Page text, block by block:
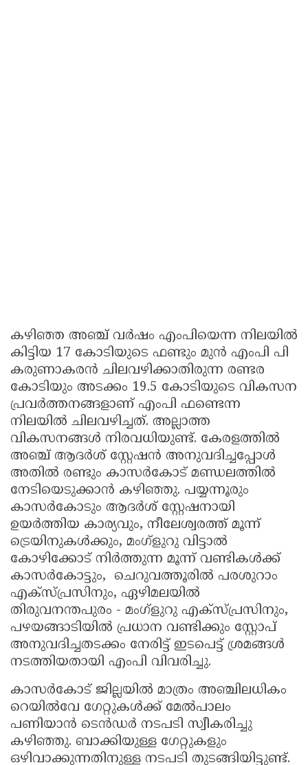
കഴിഞ്ഞ അഞ്ച് വർഷം എംപിയെന്ന നിലയിൽ
കിട്ടിയ 17 കോടിയുടെ ഫണ്ടും മുൻ എംപി പി
കരുണാകരൻ ചിലവഴിക്കാതിരുന്ന രണ്ടര
കോടിയും അടക്കം 19.5 കോടിയുടെ വികസന
പ്രവർത്തനങ്ങളാണ് എംപി ഫണ്ടെന്ന
നിലയിൽ ചിലവഴിച്ചത്. അല്ലാത്ത
വികസനങ്ങൾ നിരവധിയുണ്ട്. കേരളത്തിൽ
അഞ്ച് ആദർശ് സ്റ്റേഷൻ അനുവദിച്ചപ്പോൾ
അതിൽ രണ്ടും കാസർകോട് മണ്ഡലത്തിൽ
നേടിയെടുക്കാൻ കഴിഞ്ഞു. പയ്യന്നൂരും
കാസർകോടും ആദർശ് സ്റ്റേഷനായി
ഉയർത്തിയ കാര്യവും, നീലേശ്വരത്ത് മൂന്ന്
ട്രെയിനുകൾക്കും, മംഗ്ളുറു വിട്ടാൽ
കോഴിക്കോട് നിർത്തുന്ന മൂന്ന് വണ്ടികൾക്ക്
കാസർകോട്ടും, ചെറുവത്തൂരിൽ പരശുറാം
എക്‌സ്പ്രസിനും, ഏഴിമലയിൽ
തിരുവനന്തപുരം - മംഗ്ളുറു എക്‌സ്പ്രസിനും,
പഴയങ്ങാടിയിൽ പ്രധാന വണ്ടിക്കും സ്റ്റോപ്
അനുവദിച്ചതടക്കം നേരിട്ട് ഇടപെട്ട് ശ്രമങ്ങൾ
നടത്തിയതായി എംപി വിവരിച്ചു.
കാസർകോട് ജില്ലയിൽ മാത്രം അഞ്ചിലധികം
റെയിൽവേ ഗേറ്റുകൾക്ക് മേൽപാലം
പണിയാൻ ടെൻഡർ നടപടി സ്വീകരിച്ചു
കഴിഞ്ഞു. ബാക്കിയുള്ള ഗേറ്റുകളും
ഒഴിവാക്കുന്നതിനുള്ള നടപടി തുടങ്ങിയിട്ടുണ്ട്.